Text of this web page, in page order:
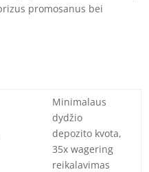
promosanus bei
Minimalaus
dydžio
depozito kvota,
35x wagering
reikalavimas